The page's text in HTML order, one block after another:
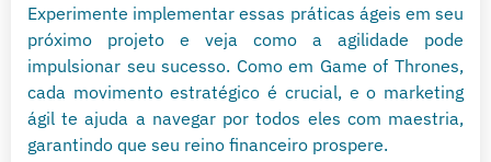
Experimente implementar essas práticas ágeis em seu
próximo projeto e veja como a agilidade pode
impulsionar seu sucesso. Como em Game of Thrones,
cada movimento estratégico é crucial, e o marketing
ágil te ajuda a navegar por todos eles com maestria,
garantindo que seu reino financeiro prospere.